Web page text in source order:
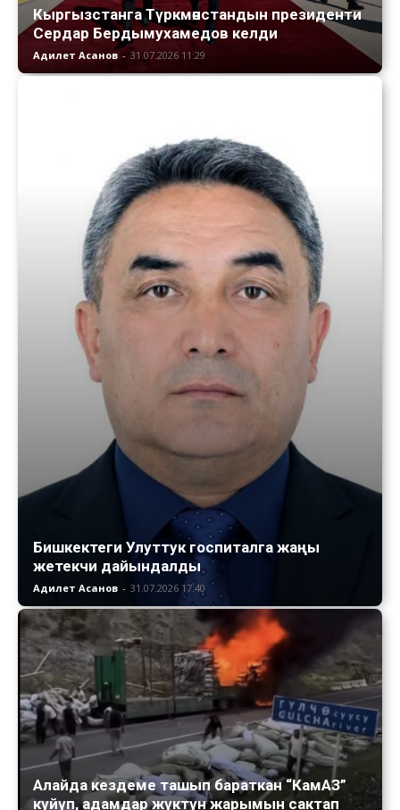
Кыргызстанга Түркмөнстандын президенти
Сердар Бердымухамедов келди
Адилет Асанов - 31.07.2026 11:29
Бишкектеги Улуттук госпиталга жаңы
жетекчи дайындалды
Адилет Асанов - 31.07.2026 17:40
Алайда кездеме ташып бараткан “КамАЗ”
күйүп, адамдар жүктүн жарымын сактап